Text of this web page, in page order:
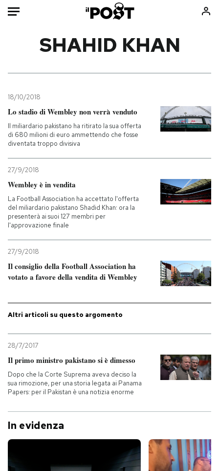
Mondo
Politica
Tecnologia
Internet
Cultura
Economia
Sport
Consumismi
Storie/Idee
Ok Boomer!
Mondiali calcio 2026
PODCAST
NEWSLETTER
I MIEI PREFERITI
SHOP
CALENDARIO
Entra
SHAHID KHAN
18/10/2018
Lo stadio di Wembley non verrà venduto
Il miliardario pakistano ha ritirato la sua offerta
di 680 milioni di euro ammettendo che fosse
diventata troppo divisiva
27/9/2018
Wembley è in vendita
La Football Association ha accettato l'offerta
del miliardario pakistano Shadid Khan: ora la
presenterà ai suoi 127 membri per
l'approvazione finale
27/9/2018
Il consiglio della Football Association ha
votato a favore della vendita di Wembley
Altri articoli su questo argomento
28/7/2017
Il primo ministro pakistano si è dimesso
Dopo che la Corte Suprema aveva deciso la
sua rimozione, per una storia legata ai Panama
Papers: per il Pakistan è una notizia enorme
In evidenza